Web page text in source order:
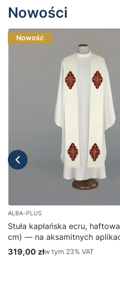
Nowości
Nowość
ALBA-PLUS
Stuła kapłańska ecru,
cm) — na aksamitnych
387-1
Cena brutto
319,00 złw tym %s VAT
w tym 23% VAT